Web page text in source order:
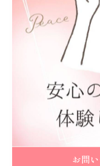
#尿漏れ
お問